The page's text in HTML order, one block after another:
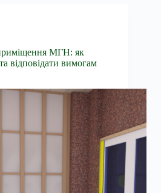
МГН: як
відповідати вимогам